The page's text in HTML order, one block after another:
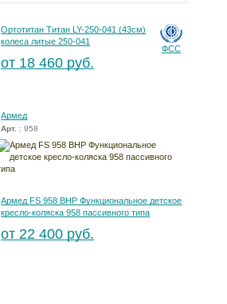
ФСС
Ортотитан Титан LY-250-041 (43см)
колеса литые 250-041
от 18 460 руб.
Армед
Арт. : 958
Армед FS 958 BHP Функциональное детское
кресло-коляска 958 пассивного типа
от 22 400 руб.